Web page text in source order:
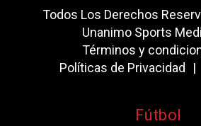
Todos Los Derechos
Unanimo Sports
Términos y
Políticas de Privacidad
Fútbol